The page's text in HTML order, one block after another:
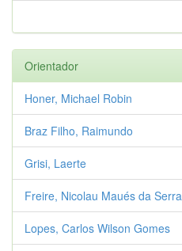
Orientador
Honer, Michael Robin
Braz Filho, Raimundo
Grisi, Laerte
Freire, Nicolau Maués da Serra
Lopes, Carlos Wilson Gomes